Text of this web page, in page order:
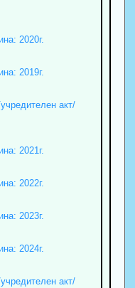
2020г.
2019г.
акт/
2021г.
2022г.
2023г.
2024г.
акт/